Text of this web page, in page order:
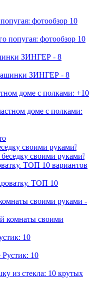
фотообзор 10
ЗИНГЕР - 8
доме с полками: +10
своими руками❕
ТОП 10 вариантов
своими руками -
10
из стекла: 10 крутых